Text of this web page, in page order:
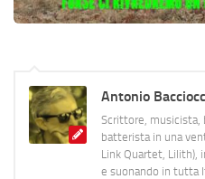
Antonio
Scrittore, musicista,
batterista in una
Link Quartet, Lilith),
e suonando in tutta